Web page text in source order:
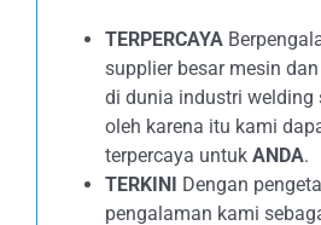
TERPERCAYA
supplier besar mesin
di dunia industri welding
oleh karena itu kami
terpercaya untuk ANDA.
TERKINI Dengan
pengalaman kami